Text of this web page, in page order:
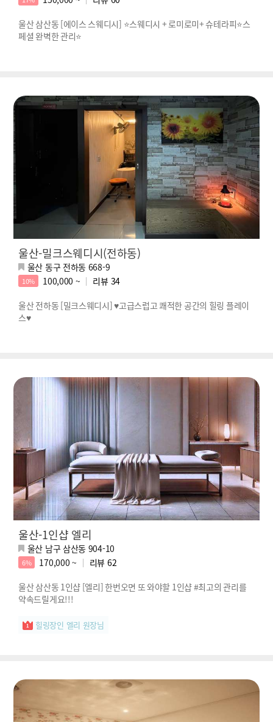
울산 삼산동 [에이스 스웨디시] ⭐스웨디시 + 로미로미+ 슈테라피⭐스
페셜 완벽한 관리⭐
울산-밀크스웨디시(전하동)
울산 동구 전하동 668-9
10% 100,000 ~ 리뷰 34
울산 전하동 [밀크스웨디시] ♥고급스럽고 쾌적한 공간의 힐링 플레이
스♥
울산-1인샵 엘리
울산 남구 삼산동 904-10
6% 170,000 ~ 리뷰 62
울산 삼산동 1인샵 [엘리] 한번오면 또 와야할 1인샵 #최고의 관리를
약속드릴게요!!!
힐링장인 엘리 원장님